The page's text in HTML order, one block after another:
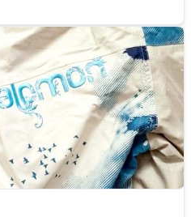
геометрией
для тренировок или отдыха.
сборка делают его идеальным